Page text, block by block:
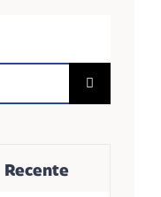
Recente